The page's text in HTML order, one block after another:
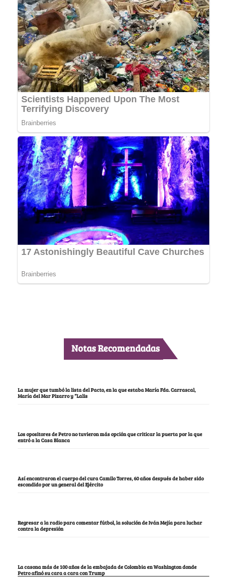
Notas Recomendadas
La mujer que tumbó la lista del Pacto, en la que estaba María Fda. Carrascal,
María del Mar Pizarro y “Lalis
Los opositores de Petro no tuvieron más opción que criticar la puerta por la que
entró a la Casa Blanca
Así encontraron el cuerpo del cura Camilo Torres, 60 años después de haber sido
escondido por un general del Ejército
Regresar a la radio para comentar fútbol, la solución de Iván Mejía para luchar
contra la depresión
La casona más de 100 años de la embajada de Colombia en Washington donde
Petro afinó su cara a cara con Trump